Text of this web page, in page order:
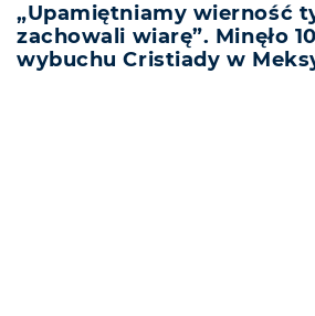
„Upamiętniamy wierność
zachowali wiarę”. Minęło
wybuchu Cristiady w